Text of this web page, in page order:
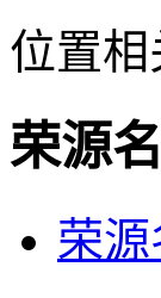
位置
荣源
荣源